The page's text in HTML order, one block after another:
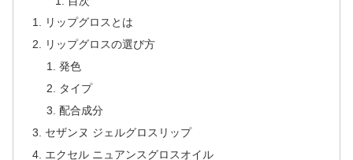
リップグロスとは
リップグロスの選び方
発色
タイプ
配合成分
セザンヌ ジェルグロスリップ
エクセル ニュアンスグロスオイル